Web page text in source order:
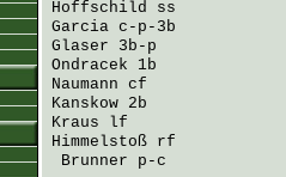
Hoffschild
Garcia
Glaser
Ondracek
Naumann
Kanskow
Kraus
Himmelstoß rf
Brunner p-c